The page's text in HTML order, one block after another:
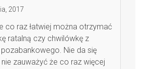
2017
co raz łatwiej można otrzymać
ratalną czy chwilówkę z
Nie da się
zauważyć że co raz więcej